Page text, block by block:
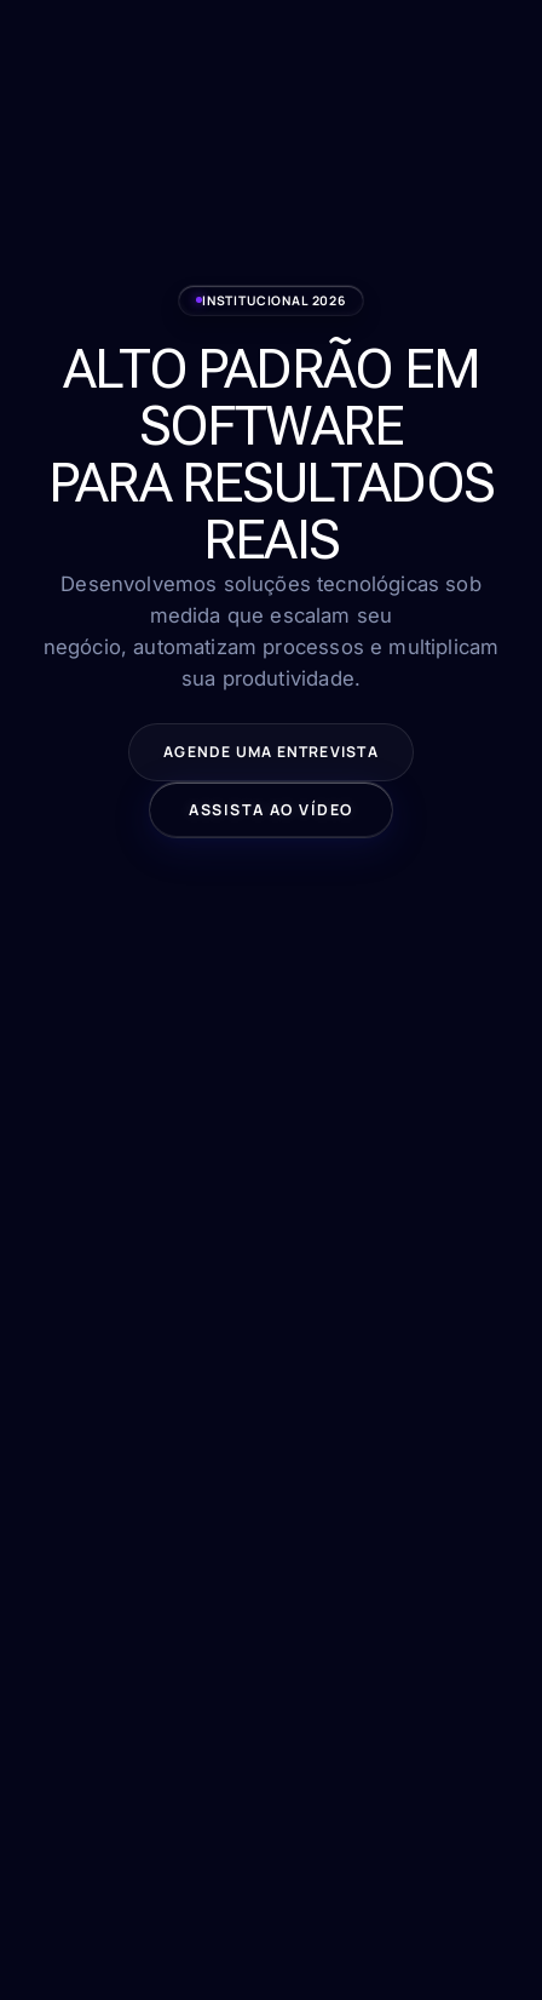
Serviços
Sobre
Clientes
Contato
FALE CONOSCO
INSTITUCIONAL 2026
ALTO PADRÃO EM
SOFTWARE
PARA RESULTADOS
REAIS
Desenvolvemos soluções tecnológicas sob
medida que escalam seu
negócio, automatizam processos e multiplicam
sua produtividade.
AGENDE UMA ENTREVISTA
ASSISTA AO VÍDEO